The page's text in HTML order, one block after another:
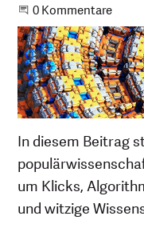
Beginne eine
0 Kommentare
In diesem Beitrag
um Klicks,
und witzige